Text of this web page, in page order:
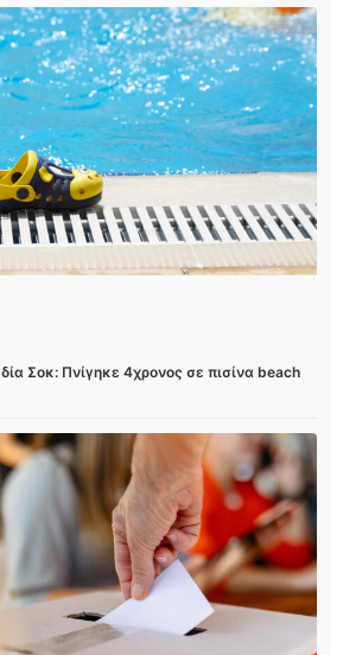
Σοκ: Πνίγηκε 4χρονος σε πισίνα beach